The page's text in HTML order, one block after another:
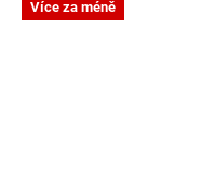
Více za méně